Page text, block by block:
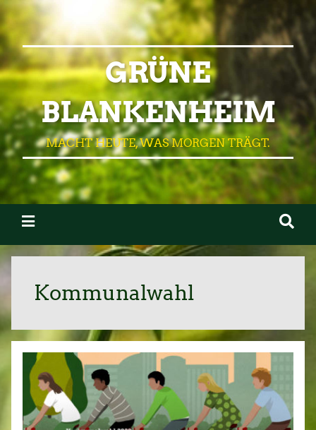
GRÜNE
BLANKENHEIM
MACHT HEUTE, WAS MORGEN TRÄGT.
Kommunalwahl